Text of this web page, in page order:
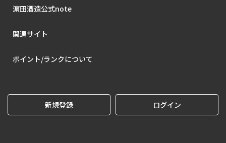
濵田酒造公式note
関連サイト
ポイント/ランクについて
新規登録 ログイン